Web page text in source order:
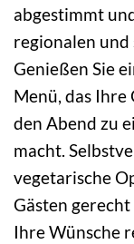
abgestimmt
regionalen und
Genießen Sie
Menü, das Ihre
den Abend zu
macht.
vegetarische
Gästen
Ihre Wünsche